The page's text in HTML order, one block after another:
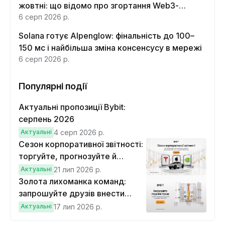
жовтні: що відомо про згортання Web3-
функцій
6 серп 2026 р.
Solana готує Alpenglow: фінальність до 100–
150 мс і найбільша зміна консенсусу в мережі
6 серп 2026 р.
Популярні події
Актуальні пропозиції Bybit:
серпень 2026
Актуальні 4 серп 2026 р.
Сезон корпоративної звітності:
торгуйте, прогнозуйте й
вигравайте Cybertruck
Актуальні 21 лип 2026 р.
Золота лихоманка команд:
запрошуйте друзів внести
депозит на $100 і торгувати на
Актуальні 17 лип 2026 р.